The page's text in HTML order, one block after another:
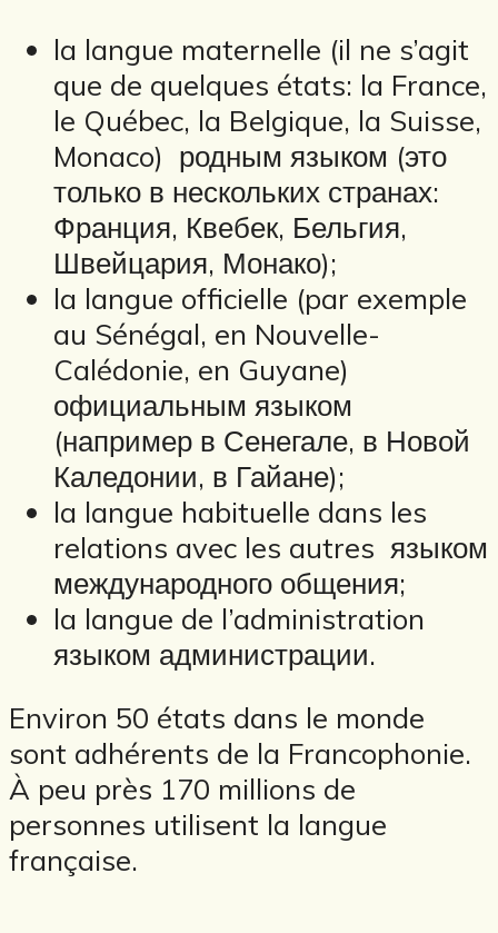
la langue maternelle (il ne s’agit
que de quelques états: la France,
le Québec, la Belgique, la Suisse,
Monaco) родным языком (это
только в нескольких странах:
Франция, Квебек, Бельгия,
Швейцария, Монако);
la langue officielle (par exemple
au Sénégal, en Nouvelle-
Calédonie, en Guyane)
официальным языком
(например в Сенегале, в Новой
Каледонии, в Гайане);
la langue habituelle dans les
relations avec les autres языком
международного общения;
la langue de l’administration
языком администрации.
Environ 50 états dans le monde
sont adhérents de la Francophonie.
À peu près 170 millions de
personnes utilisent la langue
française.